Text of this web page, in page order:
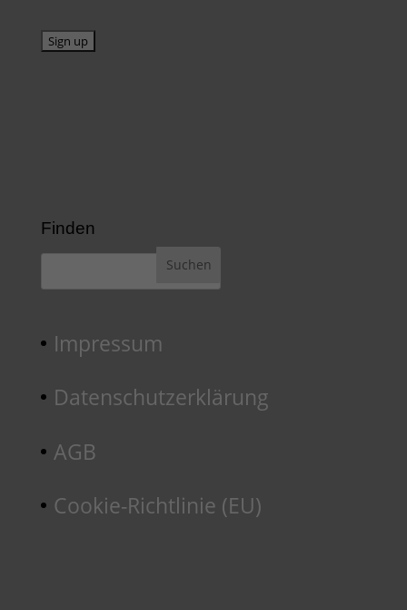
Finden
Impressum
Datenschutzerklärung
AGB
Cookie-Richtlinie (EU)